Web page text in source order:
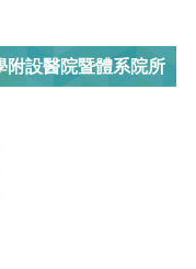
附設醫院暨體系院所